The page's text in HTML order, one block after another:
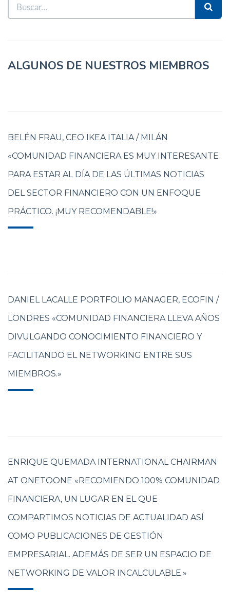
ALGUNOS DE NUESTROS MIEMBROS
BELÉN FRAU, CEO IKEA ITALIA / MILÁN
«COMUNIDAD FINANCIERA ES MUY INTERESANTE
PARA ESTAR AL DÍA DE LAS ÚLTIMAS NOTICIAS
DEL SECTOR FINANCIERO CON UN ENFOQUE
PRÁCTICO. ¡MUY RECOMENDABLE!»
DANIEL LACALLE PORTFOLIO MANAGER, ECOFIN /
LONDRES «COMUNIDAD FINANCIERA LLEVA AÑOS
DIVULGANDO CONOCIMIENTO FINANCIERO Y
FACILITANDO EL NETWORKING ENTRE SUS
MIEMBROS.»
ENRIQUE QUEMADA INTERNATIONAL CHAIRMAN
AT ONETOONE «RECOMIENDO 100% COMUNIDAD
FINANCIERA, UN LUGAR EN EL QUE
COMPARTIMOS NOTICIAS DE ACTUALIDAD ASÍ
COMO PUBLICACIONES DE GESTIÓN
EMPRESARIAL. ADEMÁS DE SER UN ESPACIO DE
NETWORKING DE VALOR INCALCULABLE.»